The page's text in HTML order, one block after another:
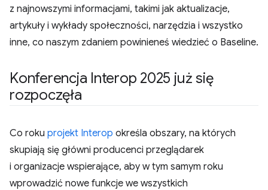
z najnowszymi informacjami, takimi jak aktualizacje,
artykuły i wykłady społeczności, narzędzia i wszystko
inne, co naszym zdaniem powinieneś wiedzieć o Baseline.
Konferencja Interop 2025 już się
rozpoczęła
Co roku projekt Interop określa obszary, na których
skupiają się główni producenci przeglądarek
i organizacje wspierające, aby w tym samym roku
wprowadzić nowe funkcje we wszystkich